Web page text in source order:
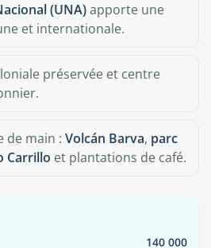
(UNA)apporte une
et internationale.
préservée et centre
de main : Volcán Barva, parc
Carrillo et plantations de café.
140 000